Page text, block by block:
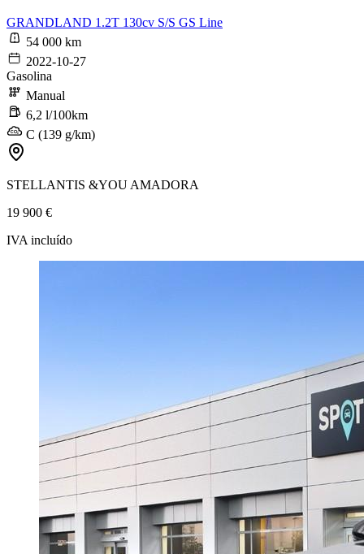
GRANDLAND 1.2T 130cv S/S GS Line
54 000 km
2022-10-27
Gasolina
Manual
6,2 l/100km
C (139 g/km)
STELLANTIS &YOU AMADORA
19 900 €
IVA incluído